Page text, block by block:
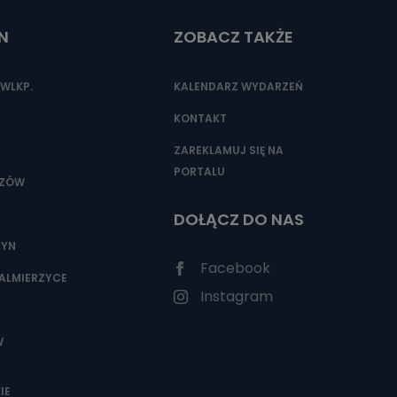
ze
ZOBACZ TAKŻE
KALENDARZ WYDARZEŃ
KONTAKT
ZAREKLAMUJ SIĘ NA
PORTALU
DOŁĄCZ DO NAS
Facebook
Instagram